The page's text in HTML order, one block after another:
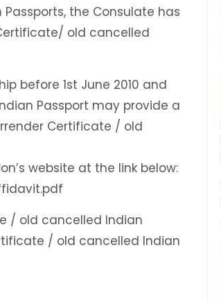
the Consulate has
old cancelled
before 1st June 2010 and
Passport may provide a
Certificate / old
website at the link below:
/ old cancelled Indian
/ old cancelled Indian